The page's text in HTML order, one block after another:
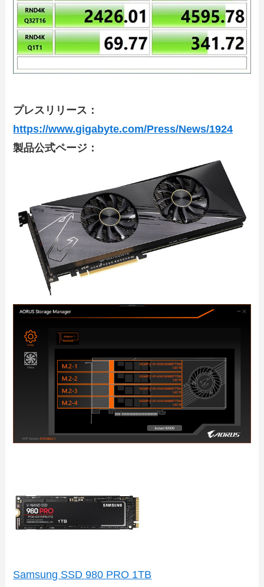
プレスリリース：
https://www.gigabyte.com/Press/News/1924
製品公式ページ：
Samsung SSD 980 PRO 1TB